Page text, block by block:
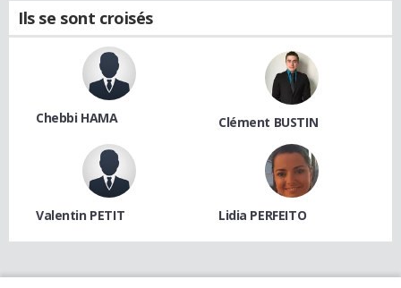
Ils se sont croisés
Chebbi HAMA Clément BUSTIN
Valentin PETIT Lidia PERFEITO